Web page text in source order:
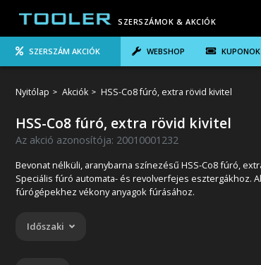
SZERSZÁMOK & AKCIÓK
SZERSZÁM AKCIÓK WEBSHOP KUPONOK
Nyitólap Akciók HSS-Co8 fúró, extra rövid kivitel
HSS-Co8 fúró, extra rövid kivitel
Az akció azonosítója: 20010001232
Bevonat nélküli, aranybarna színezésű HSS-Co8 fúró,
Speciális fúró automata- és revolverfejes esztergákhoz.
fúrógépekhez vékony anyagok fúrásához.
Időszaki